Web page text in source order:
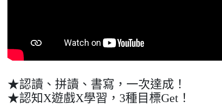
★認讀、拼讀、書寫，一次達成！
★認知X遊戲X學習，3種目標Get！